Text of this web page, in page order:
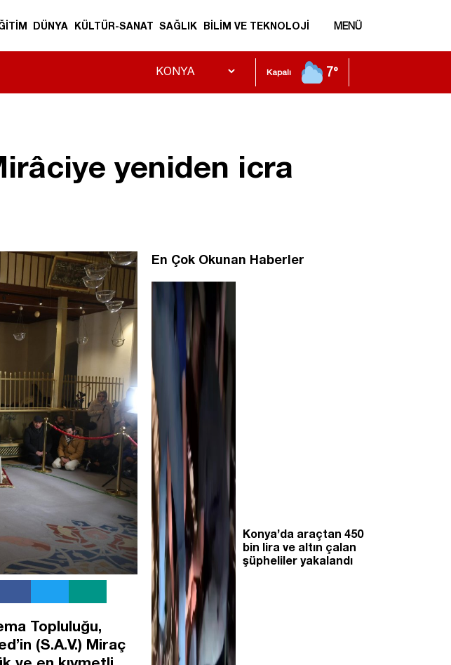
DÜNYA KÜLTÜR-SANAT SAĞLIK BİLİM VE TEKNOLOJİ MENÜ
Kapalı 7°
yeniden icra
Topluluğu,
(S.A.V.) Miraç
En Çok Okunan Haberler
Konya’da araçtan 450
bin lira ve altın çalan
şüpheliler yakalandı